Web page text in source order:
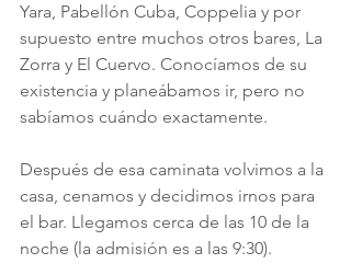
Yara, Pabellón Cuba, Coppelia y por
supuesto entre muchos otros bares, La
Zorra y El Cuervo. Conocíamos de su
existencia y planeábamos ir, pero no
sabíamos cuándo exactamente.
Después de esa caminata volvimos a la
casa, cenamos y decidimos irnos para
el bar. Llegamos cerca de las 10 de la
noche (la admisión es a las 9:30).